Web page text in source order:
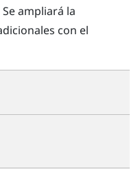
ampliará la
con el